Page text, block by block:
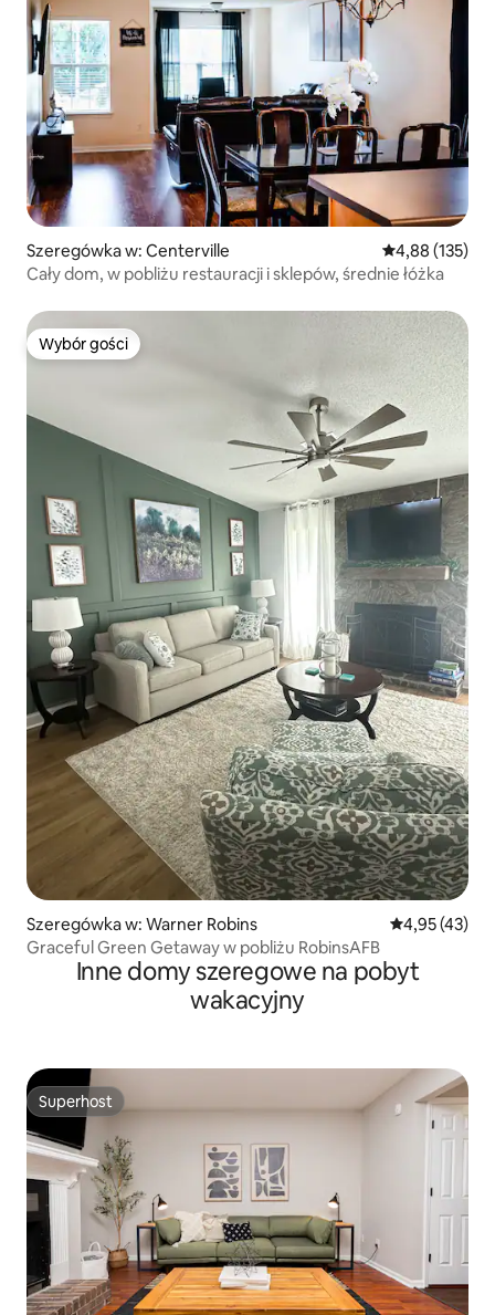
Szeregówka w: Centerville Średnia
4,88 (135)
Cały dom, w pobliżu restauracji i sklepów, średnie łóżka
Wybór gości
Wybór gości
Szeregówka w: Warner Robins Średnia
4,95 (43)
Graceful Green Getaway w pobliżu RobinsAFB
Inne domy szeregowe na pobyt
wakacyjny
Superhost
Superhost